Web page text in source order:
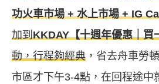
功火車市場 + 水上市場 + IG
加到KKDAY【十週年優惠｜買
動，行程夠經典 ，省去舟車勞
市區才下午3-4點，在回程途中